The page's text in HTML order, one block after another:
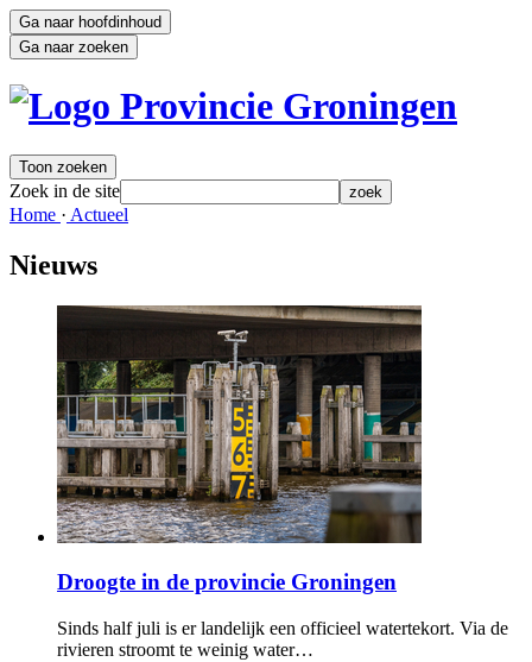
Ga naar hoofdinhoud
Ga naar zoeken
Toon zoeken
Zoek in de site zoek
Home · Actueel
Nieuws
Droogte in de provincie Groningen
Sinds half juli is er landelijk een officieel watertekort. Via de
rivieren stroomt te weinig water…